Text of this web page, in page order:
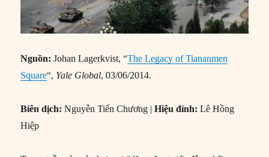
Nguồn:Johan Lagerkvist, “The Legacy of Tiananmen
Square“, Yale Global, 03/06/2014.
Biên dịch: Nguyễn Tiến Chương |Hiệu đính: Lê Hồng
Hiệp